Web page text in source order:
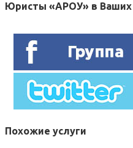
Юристы «АРОУ» в
Похожие услуги